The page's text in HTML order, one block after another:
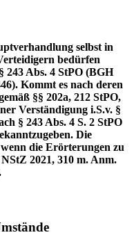
selbst in
bedürfen
243 Abs. 4 StPO (BGH
Kommt es nach deren
§§ 202a, 212 StPO,
Verständigung i.S.v. §
§ 243 Abs. 4 S. 2 StPO
Die
die Erörterungen zu
2021, 310 m. Anm.